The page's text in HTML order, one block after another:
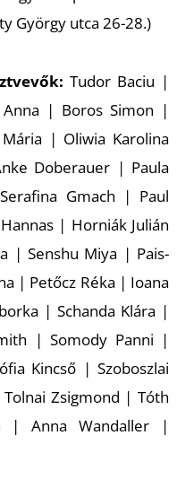
György utca 26-28.)
Tudor Baciu |
| Boros Simon |
| Oliwia Karolina
Doberauer | Paula
Gmach | Paul
| Horniák Julián
| Senshu Miya | Pais-
| Petőcz Réka | Ioana
| Schanda Klára |
| Somody Panni |
Kincső | Szoboszlai
Zsigmond | Tóth
| Anna Wandaller |